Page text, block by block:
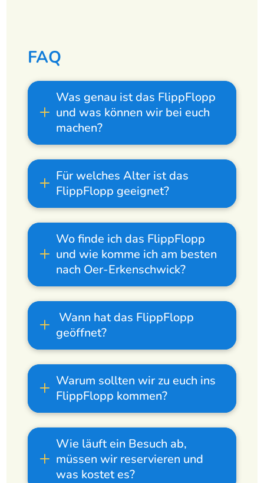
FAQ
Was genau ist das FlippFlopp
und was können wir bei euch
machen?
Für welches Alter ist das
FlippFlopp geeignet?
Wo finde ich das FlippFlopp
und wie komme ich am besten
nach Oer-Erkenschwick?
Wann hat das FlippFlopp
geöffnet?
Warum sollten wir zu euch ins
FlippFlopp kommen?
Wie läuft ein Besuch ab,
müssen wir reservieren und
was kostet es?